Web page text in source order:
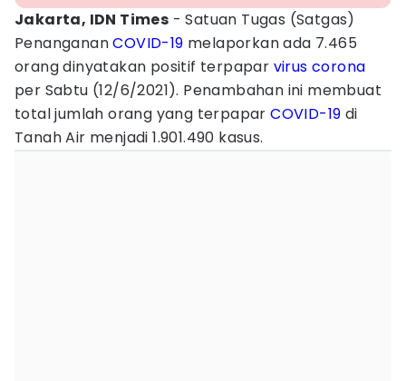
Jakarta, IDN Times - Satuan Tugas (Satgas)
PenangananCOVID-19 melaporkan ada 7.465
orang dinyatakan positif terpapar virus corona
per Sabtu (12/6/2021). Penambahan ini membuat
total jumlah orang yang terpaparCOVID-19 di
Tanah Air menjadi 1.901.490 kasus.